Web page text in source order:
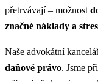
přetrvávají – možnost
značné náklady a
Naše advokátní
daňové právo. Jsme